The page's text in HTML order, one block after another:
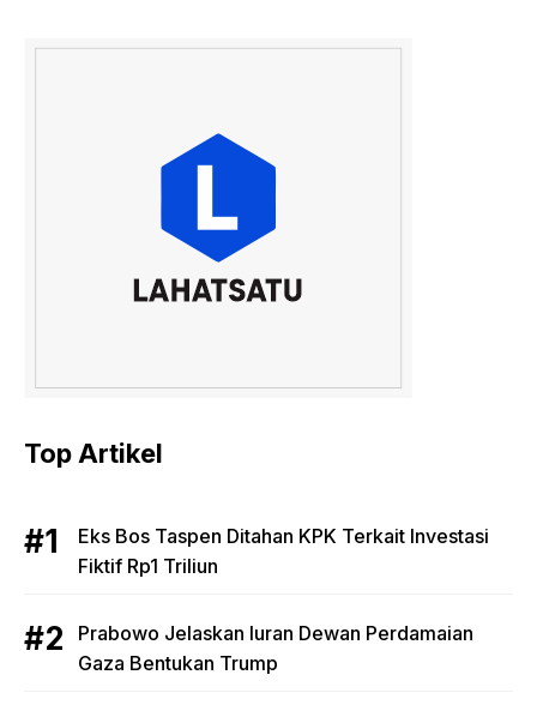
Top Artikel
Eks Bos Taspen Ditahan KPK Terkait Investasi
Fiktif Rp1 Triliun
Prabowo Jelaskan Iuran Dewan Perdamaian
Gaza Bentukan Trump